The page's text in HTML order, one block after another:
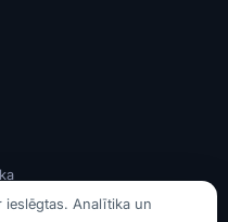
ieslēgtas. Analītika un